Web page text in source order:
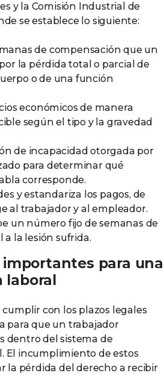
y la Comisión Industrial de
se establece lo siguiente:
de compensación que un
la pérdida total o parcial de
o de una función
económicos de manera
según el tipo y la gravedad
de incapacidad otorgada por
para determinar qué
corresponde.
y estandariza los pagos, de
al trabajador y al empleador.
un número fijo de semanas de
a la lesión sufrida.
importantes para una
laboral
con los plazos legales
para que un trabajador
dentro del sistema de
El incumplimiento de estos
la pérdida del derecho a recibir